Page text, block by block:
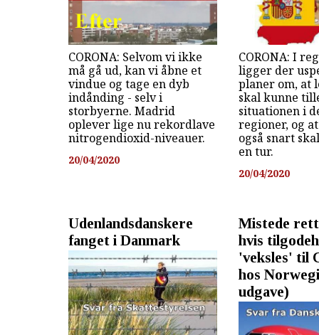
CORONA: Selvom vi ikke
må gå ud, kan vi åbne et
vindue og tage en dyb
indånding - selv i
storbyerne. Madrid
oplever lige nu rekordlave
nitrogendioxid-niveauer.
20/04/2020
CORONA: I
ligger der
planer om, at
skal kunne
situationen i
regioner, og
også snart
en tur.
20/04/2020
Udenlandsdanskere
fanget i Danmark
Mistede
hvis
'veksles' til
hos
udgave)